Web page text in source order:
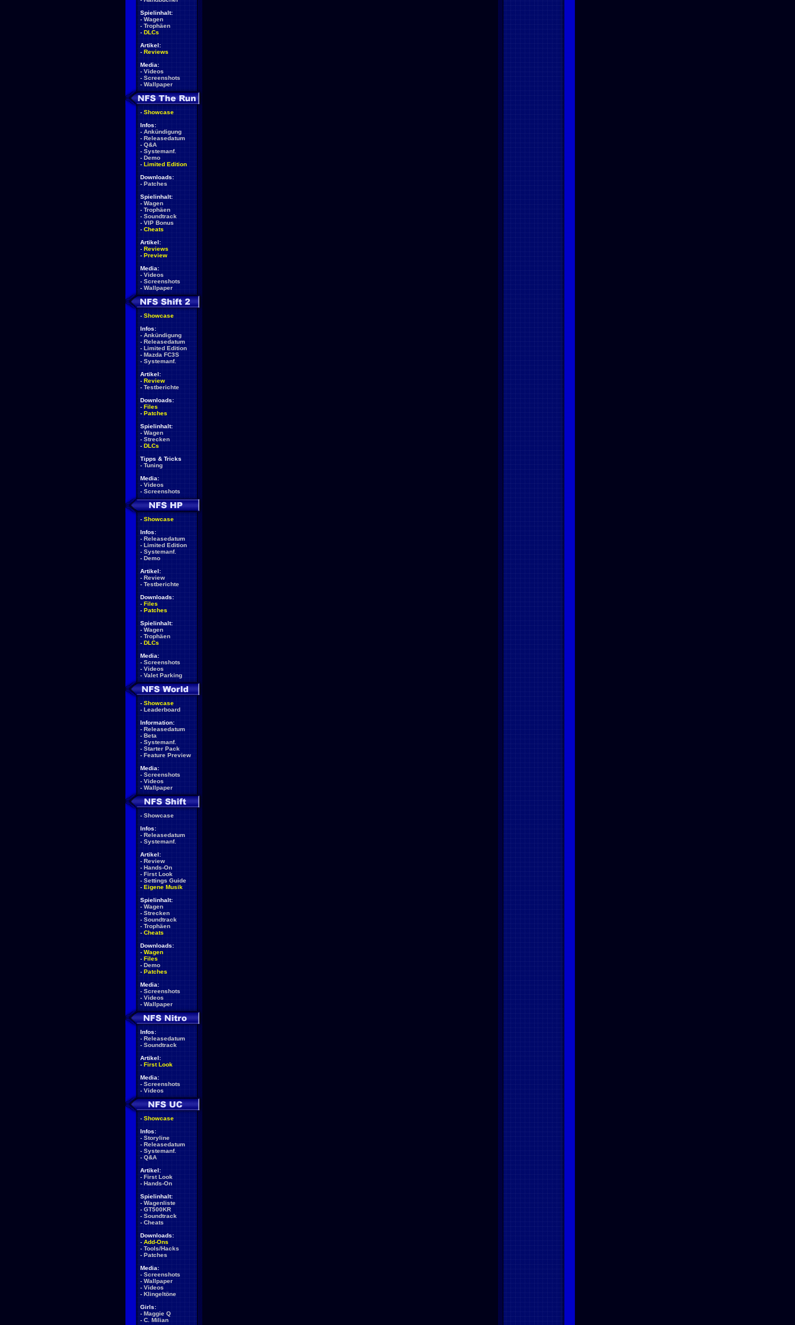
Spielinhalt:
- Wagen
- Trophäen
- DLCs
Artikel:
- Reviews
Media:
- Videos
- Screenshots
- Wallpaper
- Showcase
Infos:
- Ankündigung
- Releasedatum
- Q&A
- Systemanf.
- Demo
- Limited Edition
Downloads:
- Patches
Spielinhalt:
- Wagen
- Trophäen
- Soundtrack
- VIP Bonus
- Cheats
Artikel:
- Reviews
- Preview
Media:
- Videos
- Screenshots
- Wallpaper
- Showcase
Infos:
- Ankündigung
- Releasedatum
- Limited Edition
- Mazda FC3S
- Systemanf.
Artikel:
- Review
- Testberichte
Downloads:
- Files
- Patches
Spielinhalt:
- Wagen
- Strecken
- DLCs
Tipps & Tricks
- Tuning
Media:
- Videos
- Screenshots
- Showcase
Infos:
- Releasedatum
- Limited Edition
- Systemanf.
- Demo
Artikel:
- Review
- Testberichte
Downloads:
- Files
- Patches
Spielinhalt:
- Wagen
- Trophäen
- DLCs
Media:
- Screenshots
- Videos
- Valet Parking
- Showcase
- Leaderboard
Information:
- Releasedatum
- Beta
- Systemanf.
- Starter Pack
- Feature Preview
Media:
- Screenshots
- Videos
- Wallpaper
- Showcase
Infos:
- Releasedatum
- Systemanf.
Artikel:
- Review
- Hands-On
- First Look
- Settings Guide
- Eigene Musik
Spielinhalt:
- Wagen
- Strecken
- Soundtrack
- Trophäen
- Cheats
Downloads:
- Wagen
- Files
- Demo
- Patches
Media:
- Screenshots
- Videos
- Wallpaper
Infos:
- Releasedatum
- Soundtrack
Artikel:
- First Look
Media:
- Screenshots
- Videos
- Showcase
Infos:
- Storyline
- Releasedatum
- Systemanf.
- Q&A
Artikel:
- First Look
- Hands-On
Spielinhalt:
- Wagenliste
- GT500KR
- Soundtrack
- Cheats
Downloads:
- Add-Ons
- Tools/Hacks
- Patches
Media:
- Screenshots
- Wallpaper
- Videos
- Klingeltöne
Girls:
- Maggie Q
- C. Milian